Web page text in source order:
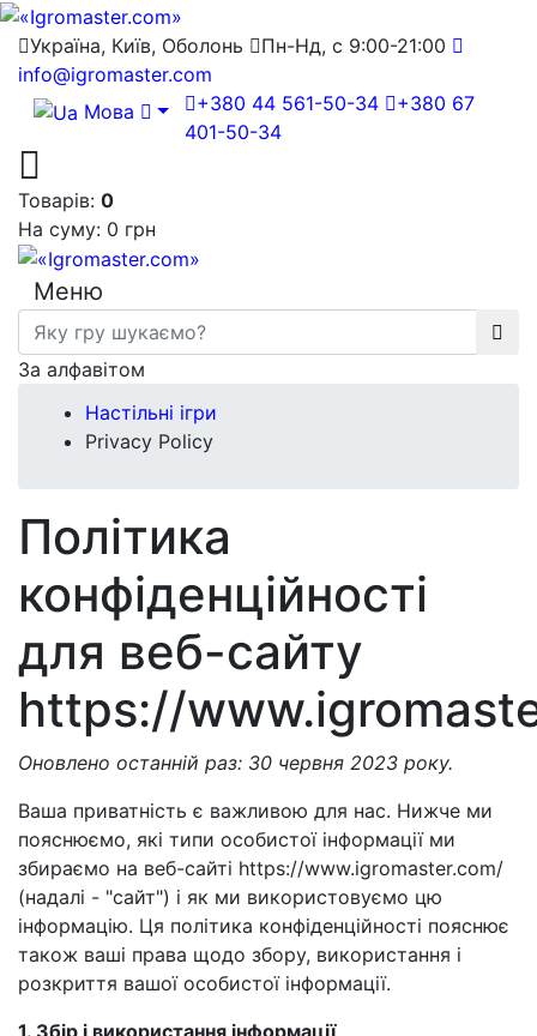
Україна, Київ, Оболонь
Пн-Нд, с 9:00-21:00
info@igromaster.com
Мова
+380 44 561-50-34
+380 67
401-50-34
Товарів: 0
На суму: 0 грн
Меню
За алфавітом
Настільні ігри
Privacy Policy
Політика
конфіденційності
для веб-сайту
https://
Оновлено останній раз: 30 червня 2023 року.
Ваша приватність є важливою для нас. Нижче ми
пояснюємо, які типи особистої інформації ми
збираємо на веб-сайті https://www.igromaster.com/
(надалі - "сайт") і як ми використовуємо цю
інформацію. Ця політика конфіденційності пояснює
також ваші права щодо збору, використання і
розкриття вашої особистої інформації.